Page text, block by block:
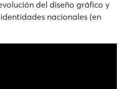
del diseño gráfico y
nacionales (en